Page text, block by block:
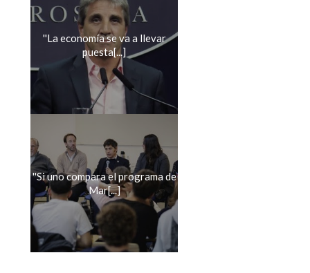
''La economía se va a llevar
puesta[...]
''Si uno compara el programa de
Mar[...]